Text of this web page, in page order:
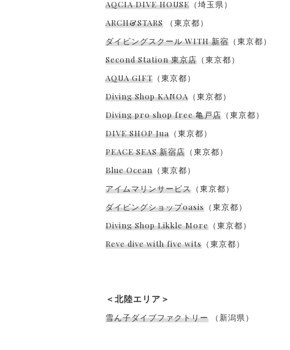
AQCIA DIVE HOUSE （埼玉県）
ARCH&STARS （東京都）
ダイビングスクール WITH 新宿 （東京都）
Second Station 東京店 （東京都）
AQUA GIFT （東京都）
Diving Shop KANOA （東京都）
Diving pro shop free 亀戸店 （東京都）
DIVE SHOP Jua （東京都）
PEACE SEAS 新宿店 （東京都）
Blue Ocean （東京都）
アイムマリンサービス （東京都）
ダイビングショップoasis （東京都）
Diving Shop Likkle More （東京都）
Reve dive with five wits （東京都）
＜北陸エリア＞
雪ん子ダイブファクトリー （新潟県）